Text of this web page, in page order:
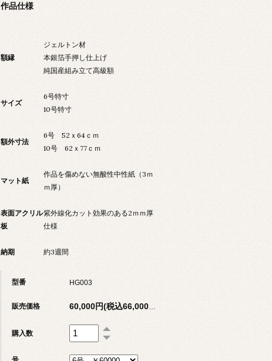
作品仕様
額縁
ジェルトン材
本銀箔手押し仕上げ
純国産組み立て高級額
サイズ
6号特寸
10号特寸
額外寸法
6号 52ｘ64ｃｍ
10号 62ｘ77ｃｍ
マット紙
作品を傷めない無酸性中性紙（3ｍ
ｍ厚）
表面アクリル
板
紫外線化カット効果のある2ｍｍ厚
仕様
納期 約3週間
型番 HG003
販売価格
購入数